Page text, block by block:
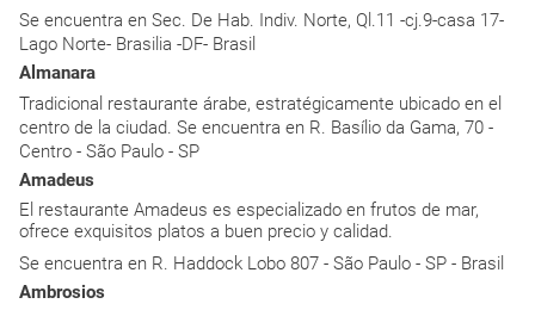
Se encuentra en Sec. De Hab. Indiv. Norte, Ql.11 -cj.9-casa 17-
Lago Norte- Brasilia -DF- Brasil
Almanara
Tradicional restaurante árabe, estratégicamente ubicado en el
centro de la ciudad. Se encuentra en R. Basílio da Gama, 70 -
Centro - São Paulo - SP
Amadeus
El restaurante Amadeus es especializado en frutos de mar,
ofrece exquisitos platos a buen precio y calidad.
Se encuentra en R. Haddock Lobo 807 - São Paulo - SP - Brasil
Ambrosios